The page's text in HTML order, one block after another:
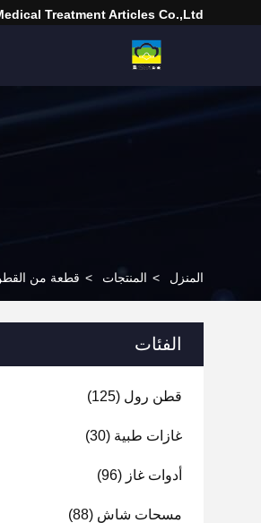
Treatment Articles Co.,Ltd.
المنزل > المنتجات > قطعة من
الفئات
قطن رول (125)
غازات طبية (30)
أدوات غاز (96)
مسحات شاش (88)